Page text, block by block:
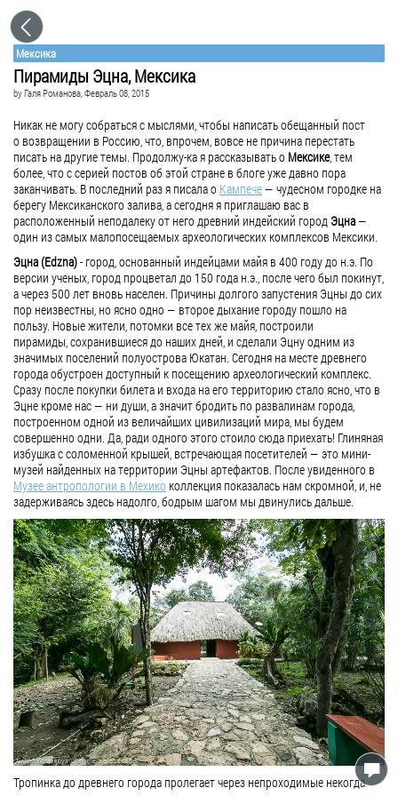
Мексика
Пирамиды Эцна, Мексика
byГаля Романова, Февраль 08, 2015
Никак не могу собраться с мыслями, чтобы написать обещанный пост
о возвращении в Россию, что, впрочем, вовсе не причина перестать
писать на другие темы. Продолжу-ка я рассказывать о Мексике, тем
более, что с серией постов об этой стране в блоге уже давно пора
заканчивать. В последний раз я писала о Кампече— чудесном городке на
берегу Мексиканского залива, а сегодня я приглашаю вас в
расположенный неподалеку от него древний индейский город Эцна—
один из самых малопосещаемых археологических комплексов Мексики.
Эцна (Edzna)- город, основанный индейцами майя в 400 году до н.э. По
версии ученых, город процветал до 150 года н.э., после чего был покинут,
а через 500 лет вновь населен. Причины долгого запустения Эцны до сих
пор неизвестны, но ясно одно — второе дыхание городу пошло на
пользу. Новые жители, потомки все тех же майя, построили
пирамиды, сохранившиеся до наших дней, и сделали Эцну одним из
значимых поселений полуострова Юкатан. Сегодня на месте древнего
города обустроен доступный к посещению археологический комплекс.
Сразу после покупки билета и входа на его территорию стало ясно, что в
Эцне кроме нас — ни души, а значит бродить по развалинам города,
построенном одной из величайших цивилизаций мира, мы будем
совершенно одни. Да, ради одного этого стоило сюда приехать! Глиняная
избушка с соломенной крышей, встречающая посетителей — это мини-
музей найденных на территории Эцны артефактов. После увиденного в
Музее антропологии в Мехико коллекция показалась нам скромной, и, не
задерживаясь здесь надолго, бодрым шагом мы двинулись дальше.
Тропинка до древнего города пролегает через непроходимые некогда